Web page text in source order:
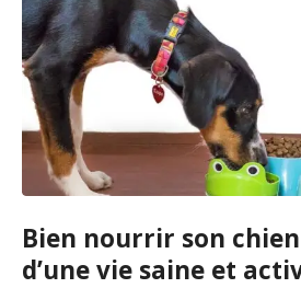
Bien nourrir son
d’une vie saine et